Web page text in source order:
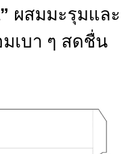
ผสมมะรุมและ
เบา ๆ สดชื่น